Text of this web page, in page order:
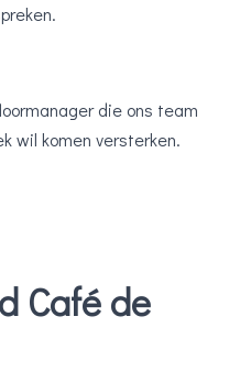
die ons team
wil komen versterken.
Café de